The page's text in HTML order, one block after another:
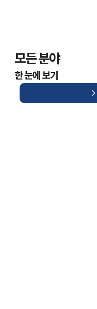
모든 분야
한 눈에 보기